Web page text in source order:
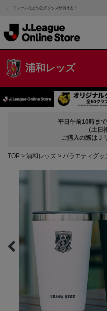
ユニフォームなどの公式グッズが買える！
浦和レッズ
平日午前10時ま
（土日
ご購入の際はＪ
TOP 浦和レッズ バラエティグッ